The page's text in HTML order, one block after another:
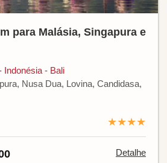
para Malásia, Singapura e
Indonésia - Bali
Nusa Dua, Lovina, Candidasa,
★★★★
Detalhe